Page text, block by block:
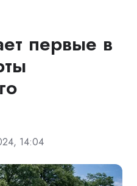
первые в
14:04